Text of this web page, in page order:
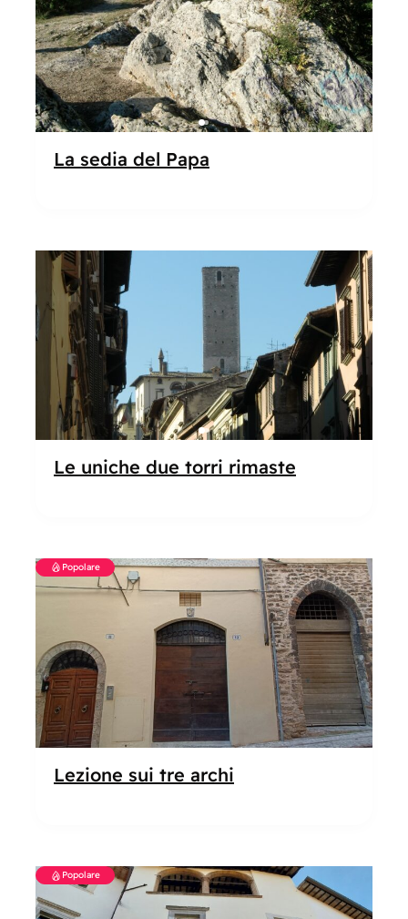
La sedia del Papa
Popolare
Le uniche due torri rimaste
Popolare
Lezione sui tre archi
Popolare